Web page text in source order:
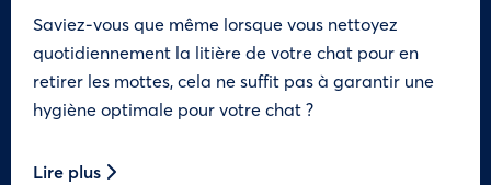
Saviez-vous que même lorsque vous nettoyez
quotidiennement la litière de votre chat pour en
retirer les mottes, cela ne suffit pas à garantir une
hygiène optimale pour votre chat ?
Lire plus